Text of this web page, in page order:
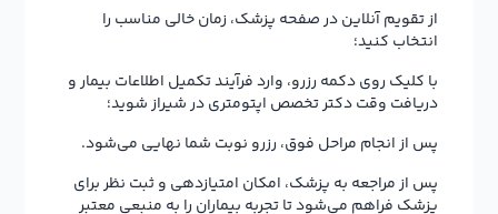
از تقویم آنلاین در صفحه پزشک، زمان خالی مناسب را
انتخاب کنید؛
با کلیک روی دکمه رزرو، وارد فرآیند تکمیل اطلاعات بیمار و
دریافت وقت دکتر تخصص اپتومتری در شیراز شوید؛
پس از انجام مراحل فوق، رزرو نوبت شما نهایی می‌شود.
پس از مراجعه به پزشک، امکان امتیازدهی و ثبت نظر برای
پزشک فراهم می‌شود تا تجربه بیماران را به منبعی معتبر